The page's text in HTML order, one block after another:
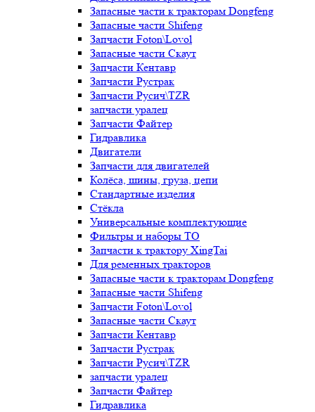
Запасные части к тракторам Dongfeng
Запасные части Shifeng
Запчасти Foton\Lovol
Запасные части Скаут
Запчасти Кентавр
Запчасти Рустрак
Запчасти Русич\TZR
запчасти уралец
Запчасти Файтер
Гидравлика
Двигатели
Запчасти для двигателей
Колёса, шины, груза, цепи
Стандартные изделия
Стёкла
Универсальные комплектующие
Фильтры и наборы ТО
Запчасти к трактору XingTai
Для ременных тракторов
Запасные части к тракторам Dongfeng
Запасные части Shifeng
Запчасти Foton\Lovol
Запасные части Скаут
Запчасти Кентавр
Запчасти Рустрак
Запчасти Русич\TZR
запчасти уралец
Запчасти Файтер
Гидравлика